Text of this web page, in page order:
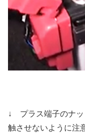
↓ プラス端子のナッ
触させないように注